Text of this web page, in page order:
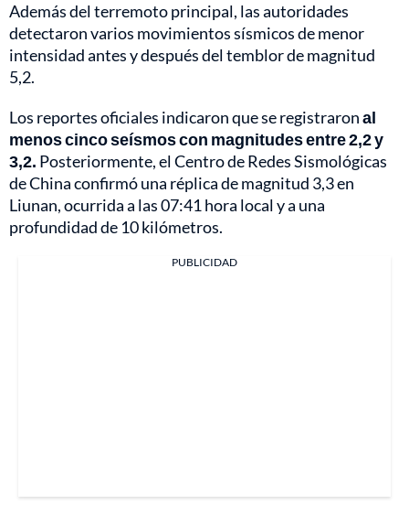
Además del terremoto principal, las autoridades
detectaron varios movimientos sísmicos de menor
intensidad antes y después del temblor de magnitud
5,2.
Los reportes oficiales indicaron que se registraronal
menos cinco seísmos con magnitudes entre 2,2 y
3,2. Posteriormente, el Centro de Redes Sismológicas
de China confirmó una réplica de magnitud 3,3 en
Liunan, ocurrida a las 07:41 hora local y a una
profundidad de 10 kilómetros.
PUBLICIDAD